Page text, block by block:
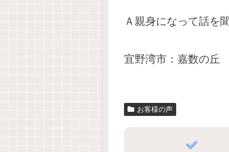
Ａ親身になって話を
宜野湾市：嘉数の丘
お客様の声